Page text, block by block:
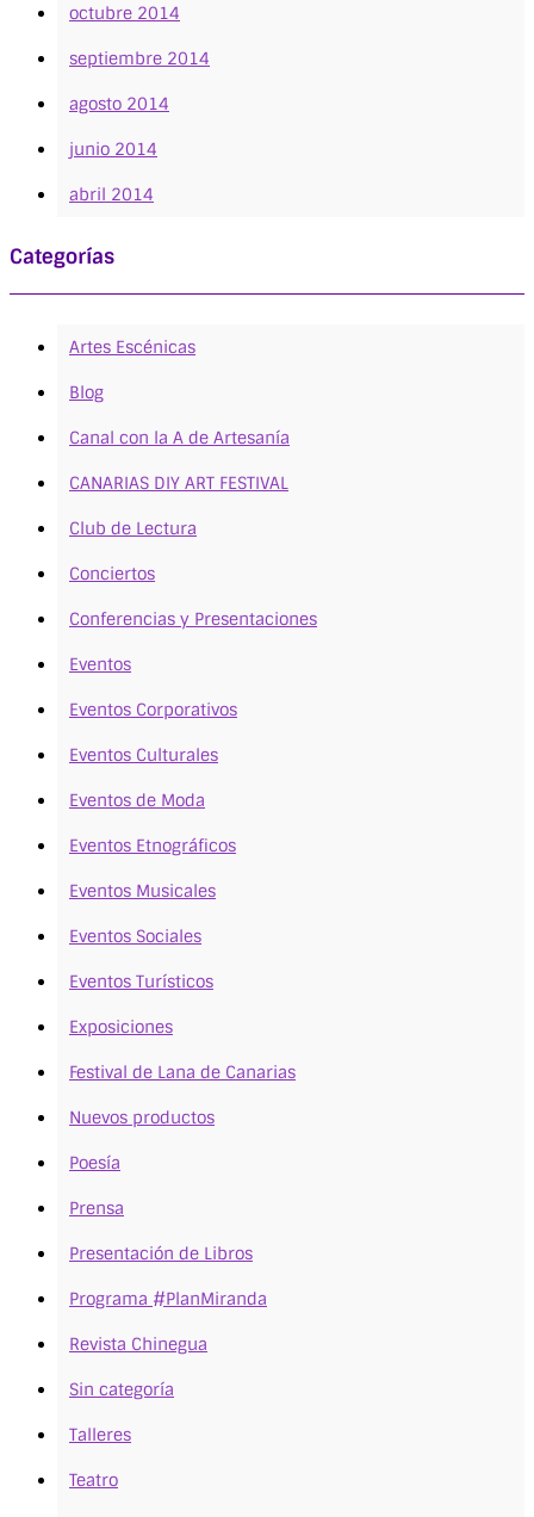
octubre 2014
septiembre 2014
agosto 2014
junio 2014
abril 2014
Categorías
Artes Escénicas
Blog
Canal con la A de Artesanía
CANARIAS DIY ART FESTIVAL
Club de Lectura
Conciertos
Conferencias y Presentaciones
Eventos
Eventos Corporativos
Eventos Culturales
Eventos de Moda
Eventos Etnográficos
Eventos Musicales
Eventos Sociales
Eventos Turísticos
Exposiciones
Festival de Lana de Canarias
Nuevos productos
Poesía
Prensa
Presentación de Libros
Programa #PlanMiranda
Revista Chinegua
Sin categoría
Talleres
Teatro